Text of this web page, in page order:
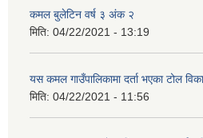
कमल बुलेटिन वर्ष ३ अंक २
मिति: 04/22/2021 - 13:19
यस कमल गाउँपालिकामा दर्ता भएका टोल
मिति: 04/22/2021 - 11:56